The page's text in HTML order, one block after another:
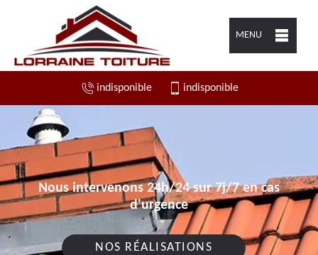
MENU
indisponible indisponible
Nous intervenons 24h/24 sur 7j/7 en cas
d'urgence
NOS RÉALISATIONS